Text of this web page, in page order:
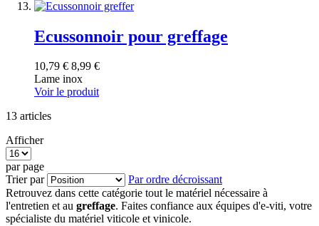
Ecussonnoir pour greffage
10,79 € 8,99 €
Lame inox
Voir le produit
13 articles
Afficher
par page
Trier par
Par ordre décroissant
Retrouvez dans cette catégorie tout le matériel nécessaire à
l'entretien et au greffage. Faites confiance aux équipes d'e-viti, votre
spécialiste du matériel viticole et vinicole.